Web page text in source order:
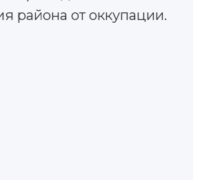
района от оккупации.